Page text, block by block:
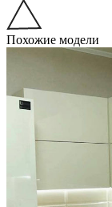
Похожие модели